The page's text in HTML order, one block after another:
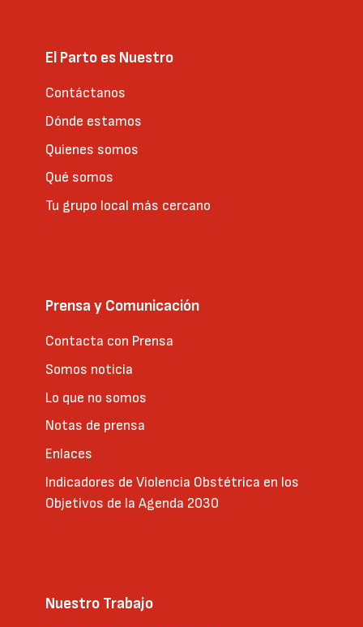
El Parto es Nuestro
Contáctanos
Dónde estamos
Quienes somos
Qué somos
Tu grupo local más cercano
Prensa y Comunicación
Contacta con Prensa
Somos noticia
Lo que no somos
Notas de prensa
Enlaces
Indicadores de Violencia Obstétrica en los
Objetivos de la Agenda 2030
Nuestro Trabajo